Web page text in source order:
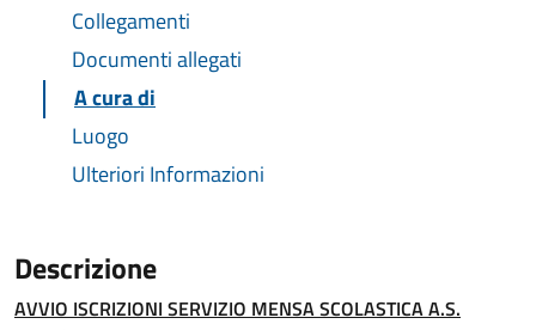
Collegamenti
Documenti allegati
A cura di
Luogo
Ulteriori Informazioni
Descrizione
AVVIO ISCRIZIONI SERVIZIO MENSA SCOLASTICA A.S.